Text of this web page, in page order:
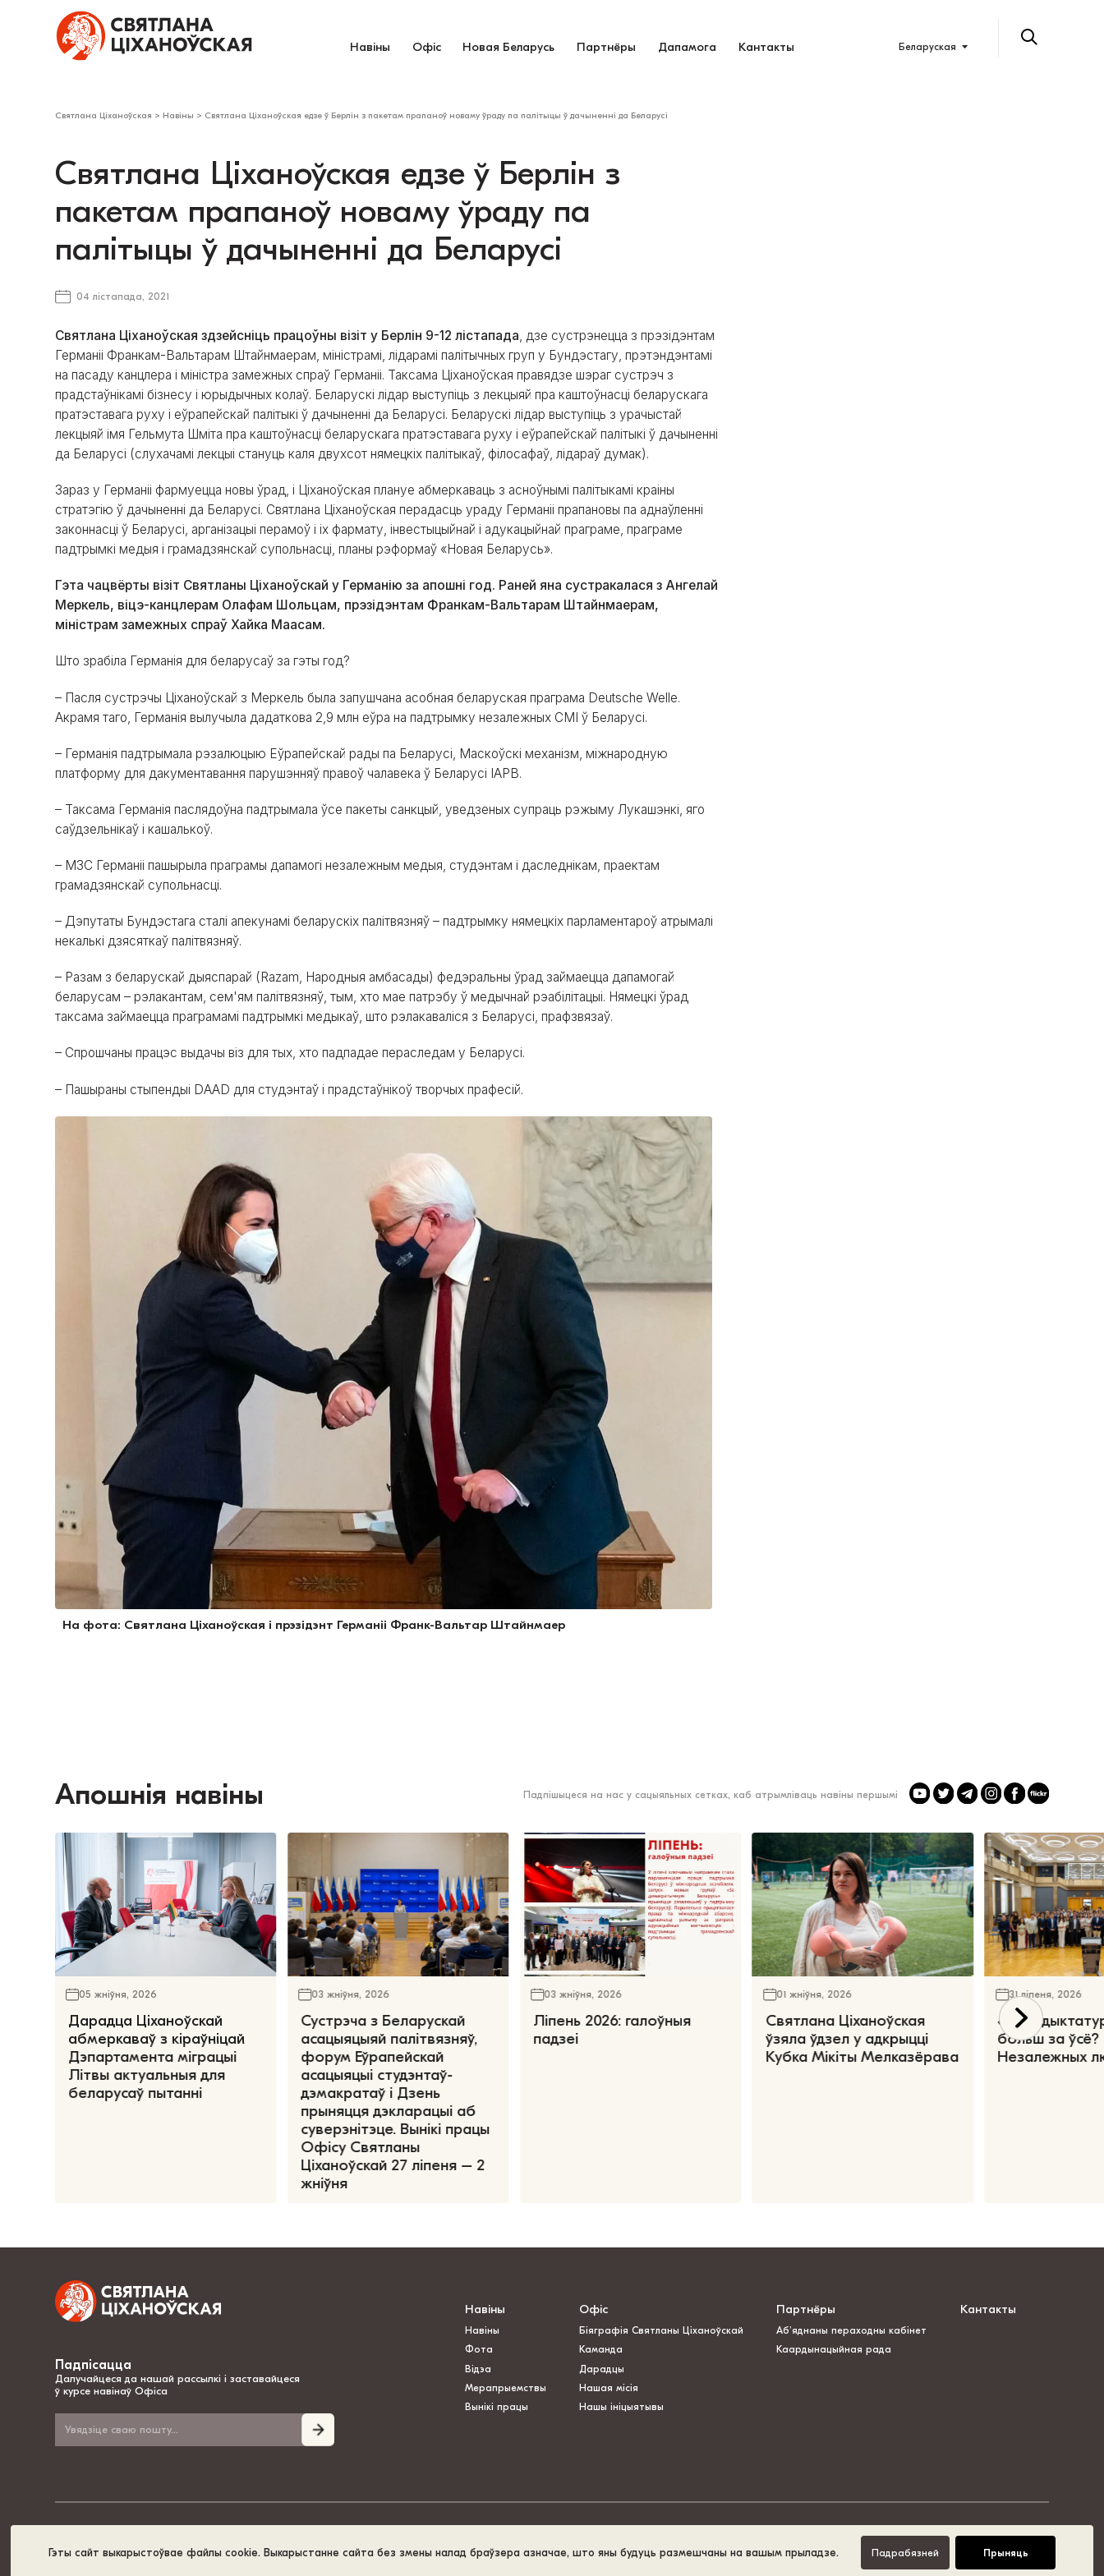
Гэты сайт выкарыстоўвае файлы cookie. Выкарыстанне сайта без змены налад браўзера азначае, што яны будуць размешчаны на вашым прыладзе. Падрабязней Прыняць
Навіны Офіс Новая Беларусь Партнёры Дапамога Кантакты Беларуская
Святлана Ціханоўская > Навіны > Святлана Ціханоўская едзе ў Берлін з пакетам прапаноў новаму ўраду па палітыцы ў дачыненні да Беларусі
Святлана Ціханоўская едзе ў Берлін з
пакетам прапаноў новаму ўраду па
палітыцы ў дачыненні да Беларусі
04 лістапада, 2021
Святлана Ціханоўская здзейсніць працоўны візіт у Берлін 9-12 лістапада, дзе сустрэнецца з прэзідэнтам
Германіі Франкам-Вальтарам Штайнмаерам, міністрамі, лідарамі палітычных груп у Бундэстагу, прэтэндэнтамі
на пасаду канцлера і міністра замежных спраў Германіі. Таксама Ціханоўская правядзе шэраг сустрэч з
прадстаўнікамі бізнесу і юрыдычных колаў. Беларускі лідар выступіць з лекцыяй пра каштоўнасці беларускага
пратэставага руху і еўрапейскай палітыкі ў дачыненні да Беларусі. Беларускі лідар выступіць з урачыстай
лекцыяй імя Гельмута Шміта пра каштоўнасці беларускага пратэставага руху і еўрапейскай палітыкі ў дачыненні
да Беларусі (слухачамі лекцыі стануць каля двухсот нямецкіх палітыкаў, філосафаў, лідараў думак).
Зараз у Германіі фармуецца новы ўрад, і Ціханоўская плануе абмеркаваць з асноўнымі палітыкамі краіны
стратэгію ў дачыненні да Беларусі. Святлана Ціханоўская перадасць ураду Германіі прапановы па аднаўленні
законнасці ў Беларусі, арганізацыі перамоў і іх фармату, інвестыцыйнай і адукацыйнай праграме, праграме
падтрымкі медыя і грамадзянскай супольнасці, планы рэформаў «Новая Беларусь».
Гэта чацвёрты візіт Святланы Ціханоўскай у Германію за апошні год. Раней яна сустракалася з Ангелай
Меркель, віцэ-канцлерам Олафам Шольцам, прэзідэнтам Франкам-Вальтарам Штайнмаерам,
міністрам замежных спраў Хайка Маасам.
Што зрабіла Германія для беларусаў за гэты год?
– Пасля сустрэчы Ціханоўскай з Меркель была запушчана асобная беларуская праграма Deutsche Welle.
Акрамя таго, Германія вылучыла дадаткова 2,9 млн еўра на падтрымку незалежных СМІ ў Беларусі.
– Германія падтрымала рэзалюцыю Еўрапейскай рады па Беларусі, Маскоўскі механізм, міжнародную
платформу для дакументавання парушэнняў правоў чалавека ў Беларусі IAPB.
– Таксама Германія паслядоўна падтрымала ўсе пакеты санкцый, уведзеных супраць рэжыму Лукашэнкі, яго
саўдзельнікаў і кашалькоў.
– МЗС Германіі пашырыла праграмы дапамогі незалежным медыя, студэнтам і даследнікам, праектам
грамадзянскай супольнасці.
– Дэпутаты Бундэстага сталі апекунамі беларускіх палітвязняў – падтрымку нямецкіх парламентароў атрымалі
некалькі дзясяткаў палітвязняў.
– Разам з беларускай дыяспарай (Razam, Народныя амбасады) федэральны ўрад займаецца дапамогай
беларусам – рэлакантам, сем'ям палітвязняў, тым, хто мае патрэбу ў медычнай рэабілітацыі. Нямецкі ўрад
таксама займаецца праграмамі падтрымкі медыкаў, што рэлакаваліся з Беларусі, прафзвязаў.
– Спрошчаны працэс выдачы віз для тых, хто падпадае пераследам у Беларусі.
– Пашыраны стыпендыі DAAD для студэнтаў і прадстаўнікоў творчых прафесій.
На фота: Святлана Ціханоўская і прэзідэнт Германіі Франк-Вальтар Штайнмаер
Апошнія навіны Падпішыцеся на нас у сацыяльных сетках, каб атрымліваць навіны першымі
05 жніўня, 2026
Дарадца Ціханоўскай
абмеркаваў з кіраўніцай
Дэпартамента міграцыі
Літвы актуальныя для
беларусаў пытанні
03 жніўня, 2026
Сустрэча з Беларускай
асацыяцыяй палітвязняў,
форум Еўрапейскай
асацыяцыі студэнтаў-
дэмакратаў і Дзень
прыняцця дэкларацыі аб
суверэнітэце. Вынікі працы
Офісу Святланы
Ціханоўскай 27 ліпеня – 2
жніўня
03 жніўня, 2026
Ліпень 2026: галоўныя
падзеі
01 жніўня, 2026
Святлана Ціханоўская
ўзяла ўдзел у адкрыцці
Кубка Мікіты Мелказёрава
31 ліпеня, 2026
«Чаго
больш за ўсё?
Незалежных
Падпісацца
Далучайцеся да нашай рассылкі і заставайцеся
ў курсе навінаў Офіса
Навіны
Навіны
Фота
Відэа
Мерапрыемствы
Вынікі працы
Офіс
Біяграфія Святланы Ціханоўскай
Каманда
Дарадцы
Нашая місія
Нашы ініцыятывы
Партнёры
Аб’яднаны пераходны кабінет
Каардынацыйная рада
Кантакты